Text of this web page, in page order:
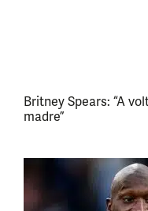
Britney Spears: “A
madre”